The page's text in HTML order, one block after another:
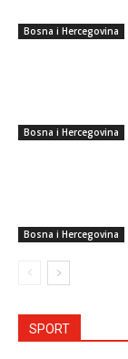
Bosna i Hercegovina
Bosna i Hercegovina
Bosna i Hercegovina
SPORT